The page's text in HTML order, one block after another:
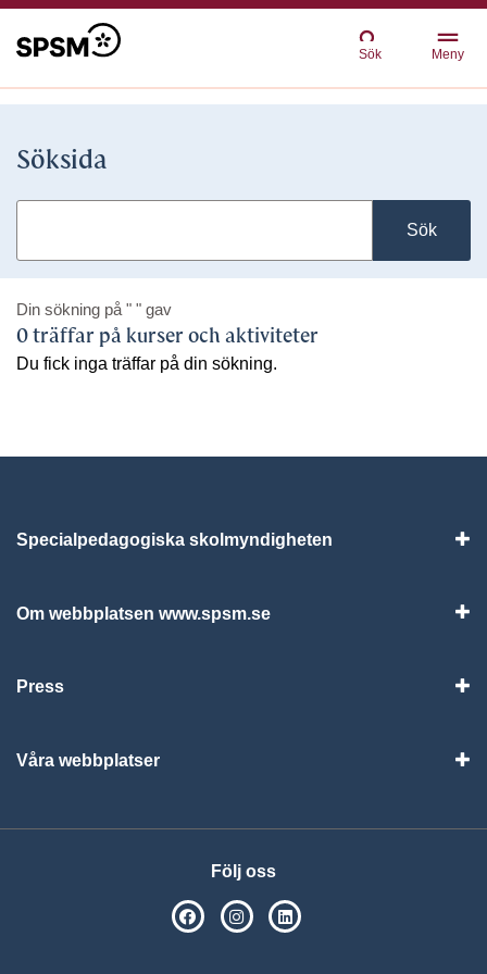
Sök Meny
Söksida
Sök
Din sökning på " " gav
0 träffar på kurser och aktiviteter
Du fick inga träffar på din sökning.
Specialpedagogiska skolmyndigheten
Om webbplatsen www.spsm.se
Press
Våra webbplatser
Följ oss
SPSM på Facebook
SPSM på Instagram